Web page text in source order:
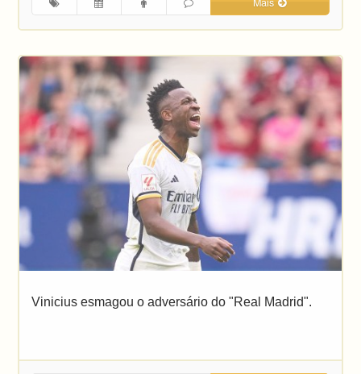
Vinicius esmagou o adversário do "Real Madrid".